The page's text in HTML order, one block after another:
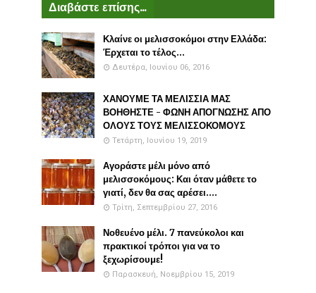
Διαβάστε επίσης...
Κλαίνε οι μελισσοκόμοι στην Ελλάδα:
Έρχεται το τέλος...
Δευτέρα, Ιουνίου 06, 2016
ΧΑΝΟΥΜΕ ΤΑ ΜΕΛΙΣΣΙΑ ΜΑΣ
ΒΟΗΘΗΣΤΕ - ΦΩΝΗ ΑΠΟΓΝΩΣΗΣ ΑΠΟ
ΟΛΟΥΣ ΤΟΥΣ ΜΕΛΙΣΣΟΚΟΜΟΥΣ
Τετάρτη, Ιουνίου 19, 2019
Αγοράστε μέλι μόνο από
μελισσοκόμους: Και όταν μάθετε το
γιατί, δεν θα σας αρέσει....
Τρίτη, Σεπτεμβρίου 27, 2016
Νοθευένο μέλι. 7 πανεύκολοι και
πρακτικοί τρόποι για να το
ξεχωρίσουμε!
Παρασκευή, Νοεμβρίου 15, 2019